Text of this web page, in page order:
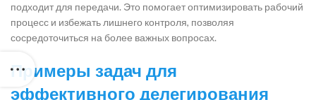
подходит для передачи. Это помогает оптимизировать рабочий
процесс и избежать лишнего контроля, позволяя
сосредоточиться на более важных вопросах.
Примеры задач для
эффективного делегирования